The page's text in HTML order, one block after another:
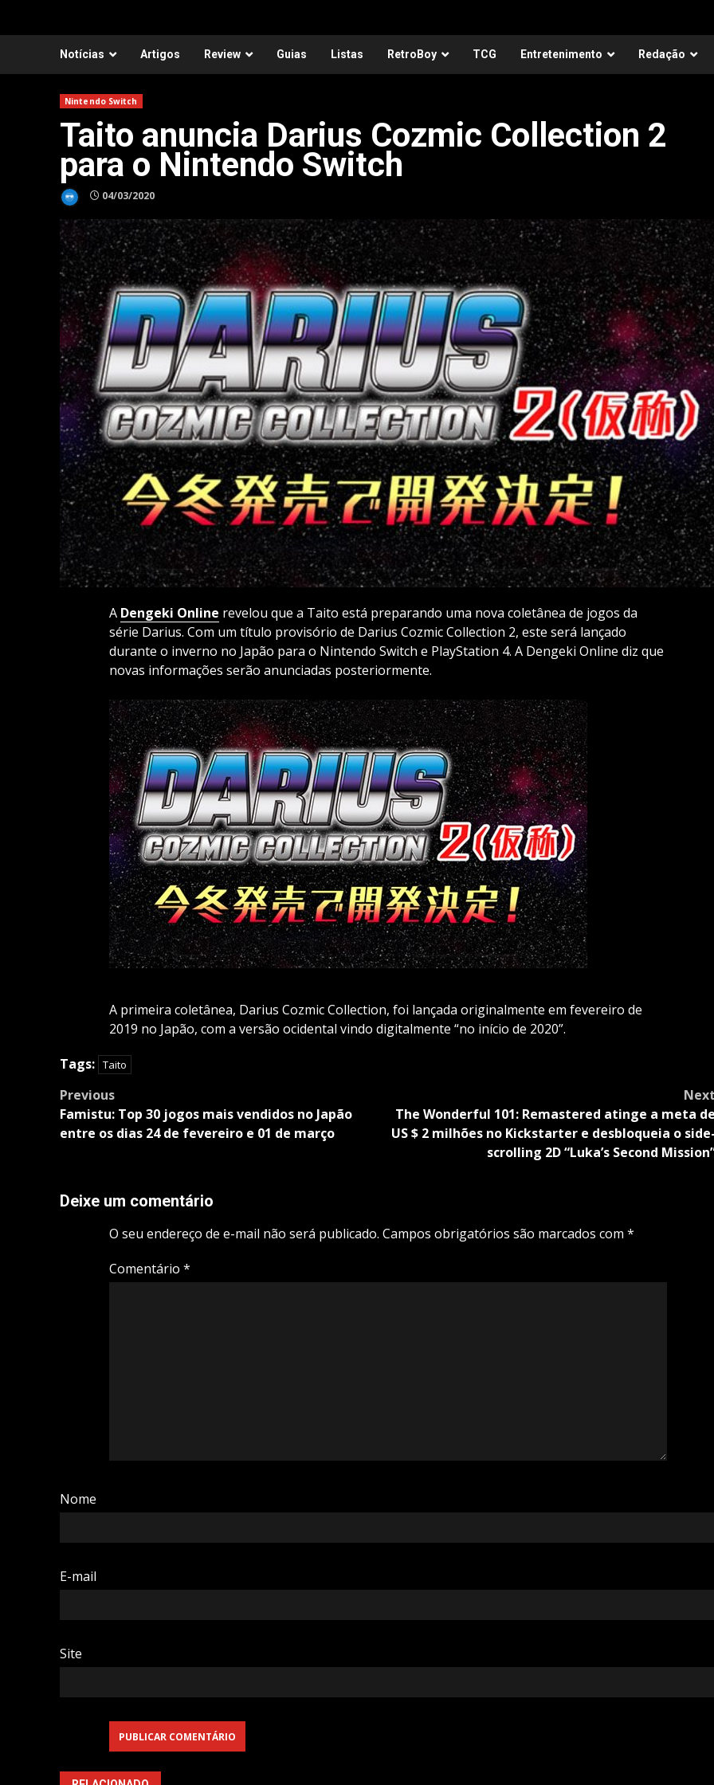
Notícias Artigos Review Guias Listas RetroBoy TCG Entretenimento Redação
Nintendo Switch
Taito anuncia Darius Cozmic Collection 2
para o Nintendo Switch
04/03/2020
A Dengeki Online revelou que a Taito está preparando uma nova coletânea de jogos da
série Darius. Com um título provisório de Darius Cozmic Collection 2, este será lançado
durante o inverno no Japão para o Nintendo Switch e PlayStation 4. A Dengeki Online diz que
novas informações serão anunciadas posteriormente.
A primeira coletânea, Darius Cozmic Collection, foi lançada originalmente em fevereiro de
2019 no Japão, com a versão ocidental vindo digitalmente “no início de 2020”.
Tags: Taito
Post
navigation
Previous
Famistu: Top 30 jogos mais vendidos no Japão
entre os dias 24 de fevereiro e 01 de março
Next
The Wonderful 101: Remastered atinge a meta de
US $ 2 milhões no Kickstarter e desbloqueia o side-
scrolling 2D “Luka’s Second
Deixe um comentário
O seu endereço de e-mail não será publicado. Campos obrigatórios são marcados com *
Comentário *
Nome
E-mail
Site